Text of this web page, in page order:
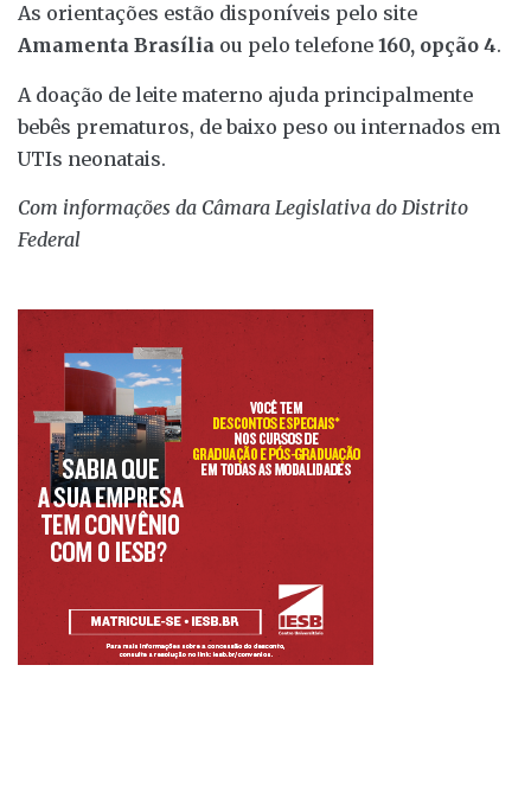
As orientações estão disponíveis pelo site
Amamenta Brasília ou pelo telefone 160, opção 4.
A doação de leite materno ajuda principalmente
bebês prematuros, de baixo peso ou internados em
UTIs neonatais.
Com informações da Câmara Legislativa do Distrito
Federal